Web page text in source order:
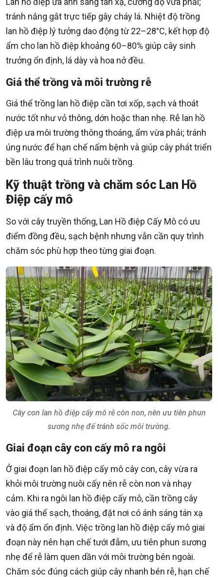
tránh nắng gắt trực tiếp gây cháy lá. Nhiệt độ trồng
lan hồ điệp lý tưởng dao động từ 22–28°C, kết hợp độ
ẩm cho lan hồ điệp khoảng 60–80% giúp cây sinh
trưởng ổn định, lá dày và hoa nở đều.
Giá thể trồng và môi trường rễ
Giá thể trồng lan hồ điệp cần tơi xốp, sạch và thoát
nước tốt như vỏ thông, dớn hoặc than nhẹ. Rễ lan hồ
điệp ưa môi trường thông thoáng, ẩm vừa phải; tránh
úng nước để hạn chế nấm bệnh và giúp cây phát triển
bền lâu trong quá trình nuôi trồng.
Kỹ thuật trồng và chăm sóc Lan Hồ
Điệp cấy mô
So với cây truyền thống, Lan Hồ điệp Cấy Mô có ưu
điểm đồng đều, sạch bệnh nhưng vẫn cần quy trình
chăm sóc phù hợp theo từng giai đoạn.
Cây con lan hồ điệp cấy mô rễ còn non, nên ưu tiên phun
sương nhẹ để tránh sốc môi trường.
Giai đoạn cây con cấy mô ra ngôi
Ở giai đoạn lan hồ điệp cấy mô cây con, cây vừa ra
khỏi môi trường nuôi cấy nên rễ còn non và nhạy
cảm. Khi ra ngôi lan hồ điệp cấy mô, cần trồng cây
vào giá thể sạch, thoáng, đặt nơi có ánh sáng tán xạ
và độ ẩm ổn định. Việc trồng lan hồ điệp cấy mô giai
đoạn này nên hạn chế tưới đẫm, ưu tiên phun sương
nhẹ để rễ làm quen dần với môi trường bên ngoài.
Chăm sóc đúng cách giúp cây nhanh bén rễ, hạn chế